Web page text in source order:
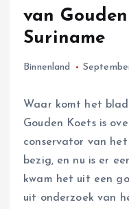
van
Suriname
Binnenland
Waar komt het
Gouden Koets is
conservator van
bezig, en nu is er
kwam het uit een
uit onderzoek van